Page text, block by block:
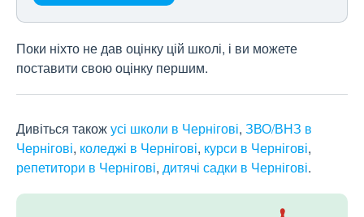
Поки ніхто не дав оцінку цій школі, і ви можете
поставити свою оцінку першим.
Дивіться такожусі школи в Чернігові, ЗВО/ВНЗ в
Чернігові, коледжі в Чернігові, курси в Чернігові,
репетитори в Чернігові, дитячі садки в Чернігові.